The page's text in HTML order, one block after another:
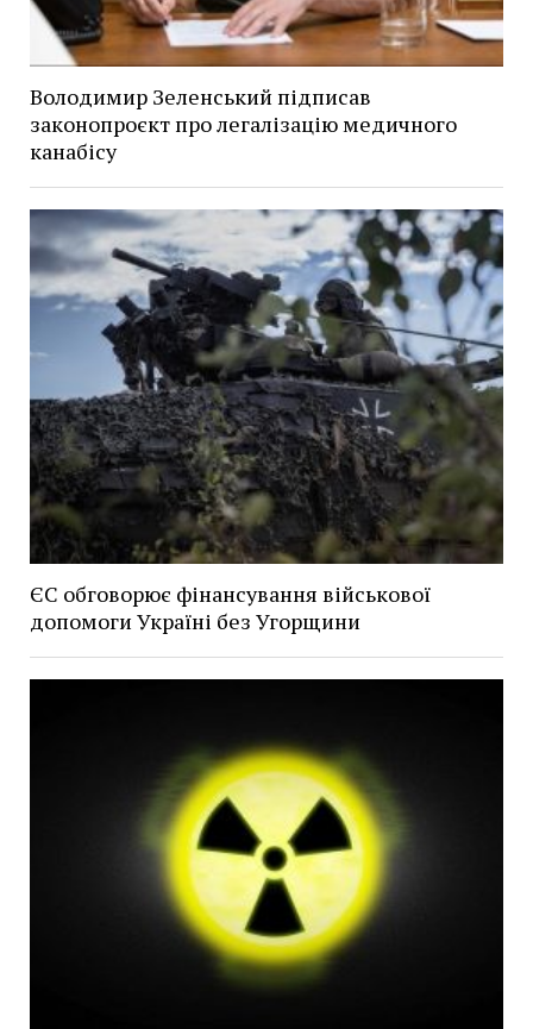
Володимир Зеленський підписав
законопроєкт про легалізацію медичного
канабісу
ЄС обговорює фінансування військової
допомоги Україні без Угорщини